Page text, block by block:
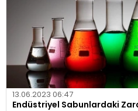
13.06.2023 06:47
Endüstriyel Sabunlardaki